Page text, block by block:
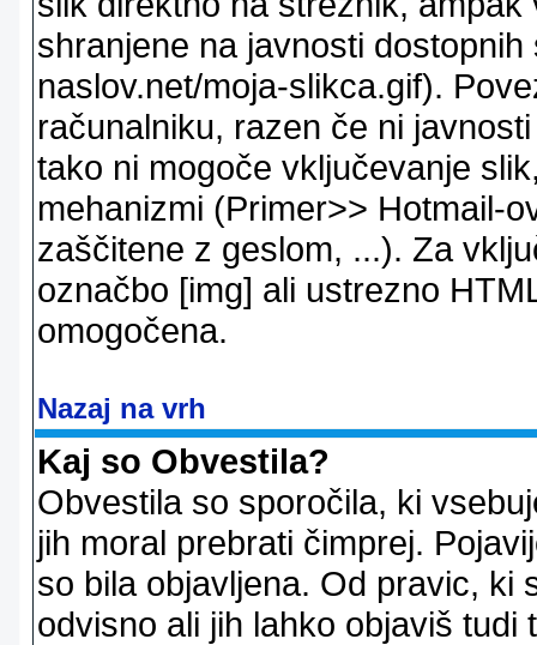
shranjene na javnosti
naslov.net/moja-slikca.gif).
računalniku, razen če ni
tako ni mogoče vključevanje
mehanizmi (Primer>> Hotmail-
zaščitene z geslom, ...). Za
označbo [img] ali ustrezno
omogočena.
Nazaj na vrh
Kaj so Obvestila?
Obvestila so sporočila, ki
jih moral prebrati čimprej.
so bila objavljena. Od pravic, ki
odvisno ali jih lahko objaviš